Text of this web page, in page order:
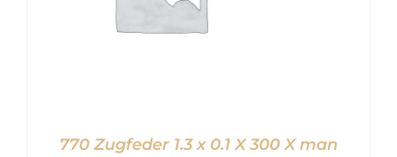
770 Zugfeder 1.3 x 0.1 X 300 X man